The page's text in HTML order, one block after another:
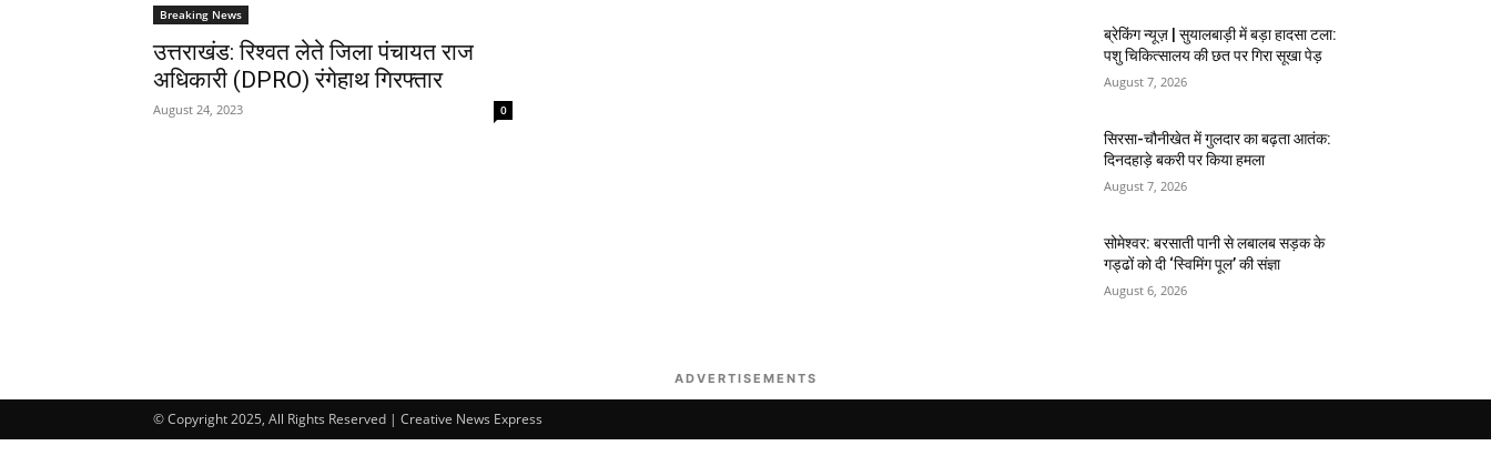
Breaking News
उत्तराखंड: रिश्वत लेते जिला पंचायत राज
अधिकारी (DPRO) रंगेहाथ गिरफ्तार
August 24, 2023 0
ब्रेकिंग न्यूज़ | सुयालबाड़ी में बड़ा हादसा टला:
पशु चिकित्सालय की छत पर गिरा सूखा पेड़
August 7, 2026
सिरसा-चौनीखेत में गुलदार का बढ़ता आतंक:
दिनदहाड़े बकरी पर किया हमला
August 7, 2026
सोमेश्वर: बरसाती पानी से लबालब सड़क के
गड्ढों को दी ‘स्विमिंग पूल’ की संज्ञा
August 6, 2026
ADVERTISEMENTS
© Copyright 2025, All Rights Reserved | Creative News Express